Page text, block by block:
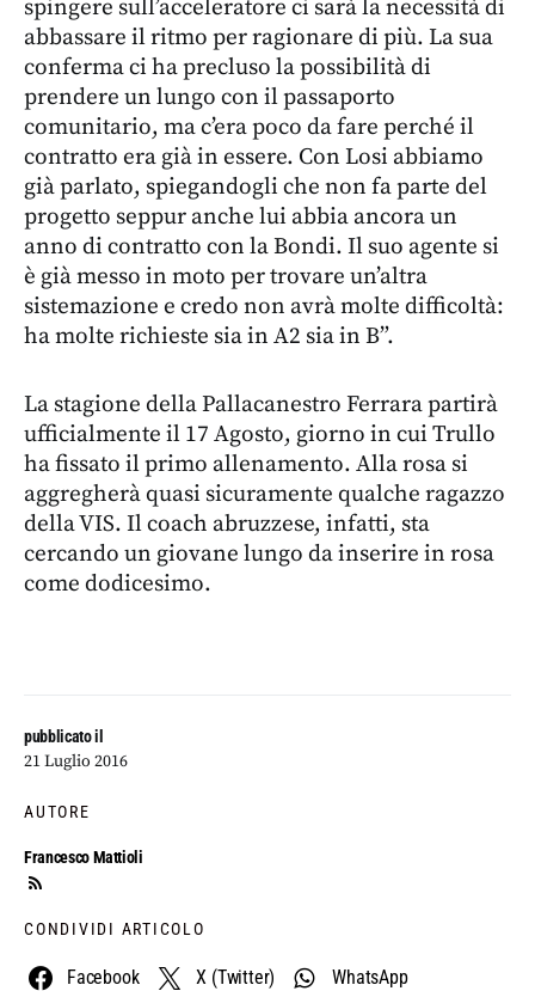
pubblicato il
21 Luglio 2016
AUTORE
Francesco Mattioli
CONDIVIDI ARTICOLO
Facebook X (Twitter)
WhatsApp
spingere sull’acceleratore ci sarà la necessità di
abbassare il ritmo per ragionare di più. La sua
conferma ci ha precluso la possibilità di
prendere un lungo con il passaporto
comunitario, ma c’era poco da fare perché il
contratto era già in essere. Con Losi abbiamo
già parlato, spiegandogli che non fa parte del
progetto seppur anche lui abbia ancora un
anno di contratto con la Bondi. Il suo agente si
è già messo in moto per trovare un’altra
sistemazione e credo non avrà molte difficoltà:
ha molte richieste sia in A2 sia in B”.
La stagione della Pallacanestro Ferrara partirà
ufficialmente il 17 Agosto, giorno in cui Trullo
ha fissato il primo allenamento. Alla rosa si
aggregherà quasi sicuramente qualche ragazzo
della VIS. Il coach abruzzese, infatti, sta
cercando un giovane lungo da inserire in rosa
come dodicesimo.